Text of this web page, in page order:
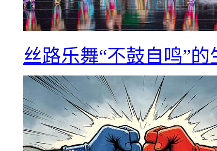
丝路乐舞“不鼓自鸣”